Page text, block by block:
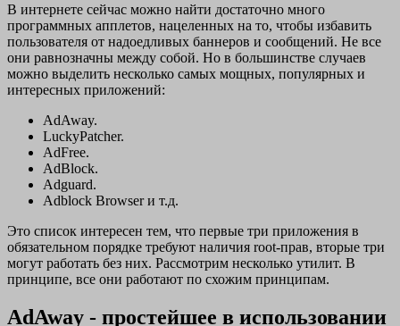
В интернете сейчас можно найти достаточно много
программных апплетов, нацеленных на то, чтобы избавить
пользователя от надоедливых баннеров и сообщений. Не все
они равнозначны между собой. Но в большинстве случаев
можно выделить несколько самых мощных, популярных и
интересных приложений:
AdAway.
LuckyPatcher.
AdFree.
AdBlock.
Adguard.
Adblock Browser и т.д.
Это список интересен тем, что первые три приложения в
обязательном порядке требуют наличия root-прав, вторые три
могут работать без них. Рассмотрим несколько утилит. В
принципе, все они работают по схожим принципам.
AdAway - простейшее в использовании